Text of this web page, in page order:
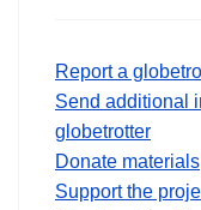
Report a
Send additional
globetrotter
Donate materials
Support the